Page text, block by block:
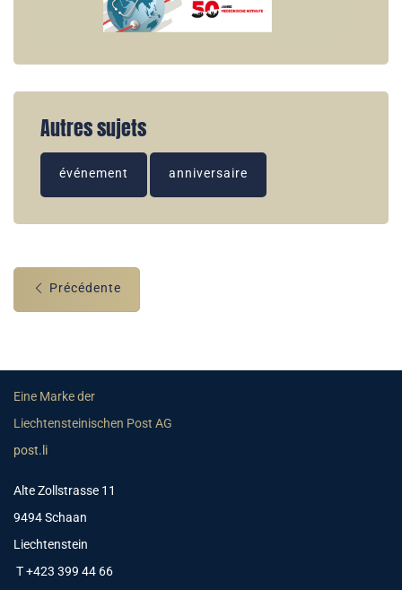
Autres sujets
événement anniversaire
Précédente
Eine Marke der
Liechtensteinischen Post AG
post.li
Alte Zollstrasse 11
9494 Schaan
Liechtenstein
T +423 399 44 66